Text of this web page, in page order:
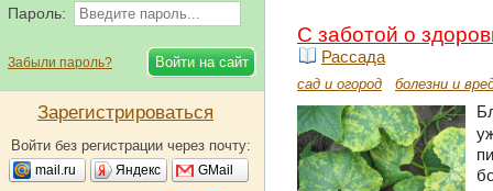
С заботой о
Рассада
сад и огород болезни и
Пароль:
Забыли пароль?
Зарегистрироваться
Войти без регистрации через почту:
mail.ru Яндекс GMail